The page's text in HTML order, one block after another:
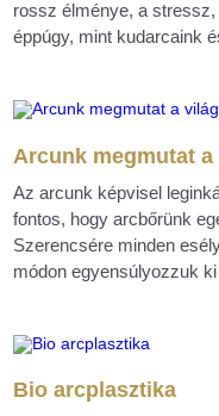
rossz élménye, a
éppúgy, mint kudarcaink
Arcunk megmutat
Az arcunk képvisel
fontos, hogy arcbőrünk
Szerencsére minden
módon egyensúlyozzuk
Bio arcplasztika